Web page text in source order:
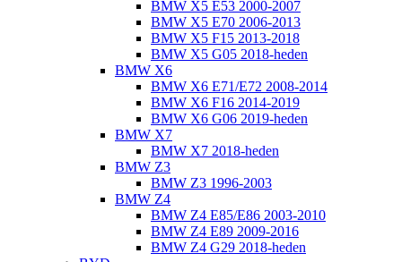
BMW X5 E53 2000-2007
BMW X5 E70 2006-2013
BMW X5 F15 2013-2018
BMW X5 G05 2018-heden
BMW X6
BMW X6 E71/E72 2008-2014
BMW X6 F16 2014-2019
BMW X6 G06 2019-heden
BMW X7
BMW X7 2018-heden
BMW Z3
BMW Z3 1996-2003
BMW Z4
BMW Z4 E85/E86 2003-2010
BMW Z4 E89 2009-2016
BMW Z4 G29 2018-heden